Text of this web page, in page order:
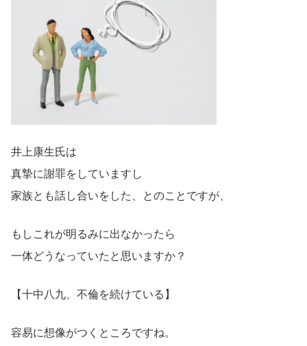
井上康生氏は
真摯に謝罪をしていますし
家族とも話し合いをした、とのことですが、
もしこれが明るみに出なかったら
一体どうなっていたと思いますか？
【十中八九、不倫を続けている】
容易に想像がつくところですね。